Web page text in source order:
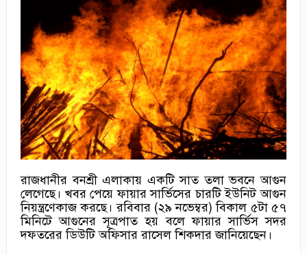
রাজধানীর বনশ্রী এলাকায় একটি সাত তলা ভবনে আগুন
লেগেছে। খবর পেয়ে ফায়ার সার্ভিসের চারটি ইউনিট আগুন
নিয়ন্ত্রণেকাজ করছে। রবিবার (২৯ নভেম্বর) বিকাল ৫টা ৫৭
মিনিটে আগুনের সূত্রপাত হয় বলে ফায়ার সার্ভিস সদর
দফতরের ডিউটি অফিসার রাসেল শিকদার জানিয়েছেন।